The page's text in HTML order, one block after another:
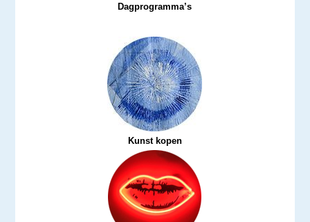
Dagprogramma’s
Kunst kopen